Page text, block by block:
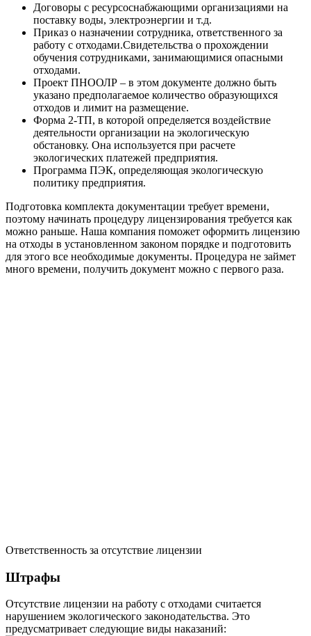
Договоры с ресурсоснабжающими организациями на
поставку воды, электроэнергии и т.д.
Приказ о назначении сотрудника, ответственного за
работу с отходами.Свидетельства о прохождении
обучения сотрудниками, занимающимися опасными
отходами.
Проект ПНООЛР – в этом документе должно быть
указано предполагаемое количество образующихся
отходов и лимит на размещение.
Форма 2-ТП, в которой определяется воздействие
деятельности организации на экологическую
обстановку. Она используется при расчете
экологических платежей предприятия.
Программа ПЭК, определяющая экологическую
политику предприятия.
Подготовка комплекта документации требует времени,
поэтому начинать процедуру лицензирования требуется как
можно раньше. Наша компания поможет оформить лицензию
на отходы в установленном законом порядке и подготовить
для этого все необходимые документы. Процедура не займет
много времени, получить документ можно с первого раза.
Ответственность за отсутствие лицензии
Штрафы
Отсутствие лицензии на работу с отходами считается
нарушением экологического законодательства. Это
предусматривает следующие виды наказаний: